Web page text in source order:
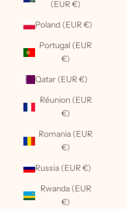
(EUR €)
Poland (EUR €)
Portugal (EUR
€)
Qatar (EUR €)
Réunion (EUR
€)
Romania (EUR
€)
Russia (EUR €)
Rwanda (EUR
€)